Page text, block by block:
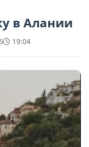
в Алании
19:04